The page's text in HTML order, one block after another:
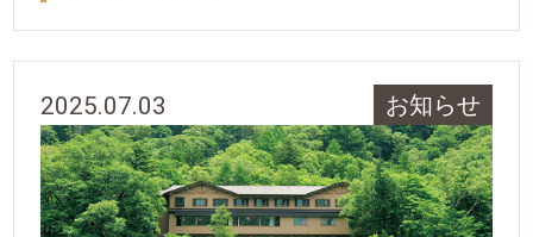
2025.07.03 お知らせ